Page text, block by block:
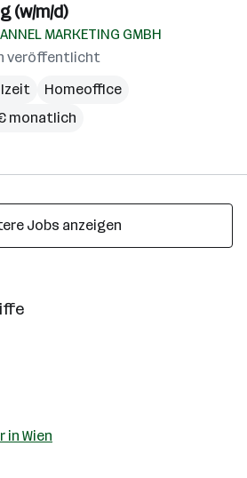
(w/m/d)
MARKETING GMBH
veröffentlicht
Homeoffice
monatlich
Jobs anzeigen
in Wien